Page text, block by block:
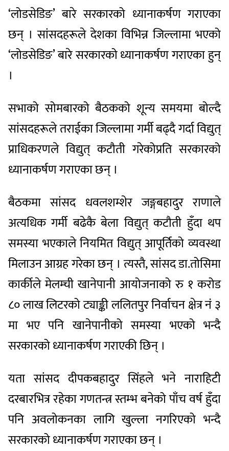
‘लोडसेडिङ’ बारे सरकारको ध्यानाकर्षण गराएका
छन् । सांसदहरूले देशका विभिन्न जिल्लामा भएको
‘लोडसेडिङ’ बारे सरकारको ध्यानाकर्षण गराएका हुन्
।
सभाको सोमबारको बैठकको शून्य समयमा बोल्दै
सांसदहरूले तराईका जिल्लामा गर्मी बढ्दै गर्दा विद्युत्
प्राधिकरणले विद्युत् कटौती गरेकोप्रति सरकारको
ध्यानाकर्षण गराएका छन् ।
बैठकमा सांसद धवलशम्शेर जङ्गबहादुर राणाले
अत्यधिक गर्मी बढेकै बेला विद्युत् कटौती हुँदा थप
समस्या भएकाले नियमित विद्युत् आपूर्तिको व्यवस्था
मिलाउन आग्रह गरेका छन् । त्यस्तै, सांसद डा.तोसिमा
कार्कीले मेलम्ची खानेपानी आयोजनाको रु १ करोड
८० लाख लिटरको ट्याङ्की ललितपुर निर्वाचन क्षेत्र नं ३
मा भए पनि खानेपानीको समस्या भएको भन्दै
सरकारको ध्यानाकर्षण गराएकी छिन् ।
यता सांसद दीपकबहादुर सिंहले भने नाराहिटी
दरबारभित्र रहेका गणतन्त्र स्तम्भ बनेको पाँच वर्ष हुँदा
पनि अवलोकनका लागि खुल्ला नगरिएको भन्दै
सरकारको ध्यानाकर्षण गराएका छन् ।